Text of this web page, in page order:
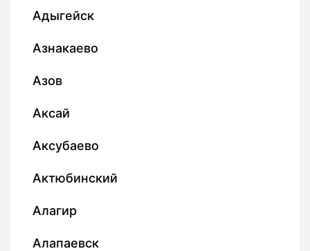
Адыгейск
Азнакаево
Азов
Аксай
Аксубаево
Актюбинский
Алагир
Алапаевск